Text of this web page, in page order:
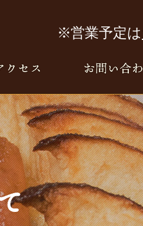
※営業予定は